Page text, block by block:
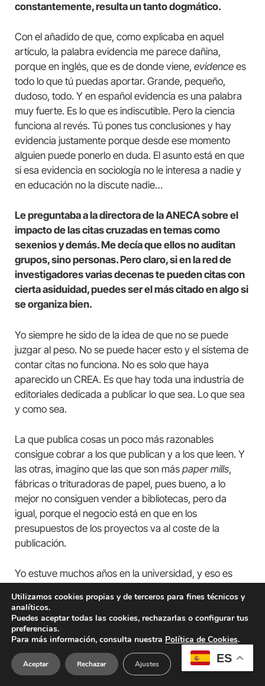
constantemente, resulta un tanto dogmático.
Con el añadido de que, como explicaba en aquel
artículo, la palabra evidencia me parece dañina,
porque en inglés, que es de donde viene, evidence es
todo lo que tú puedas aportar. Grande, pequeño,
dudoso, todo. Y en español evidencia es una palabra
muy fuerte. Es lo que es indiscutible. Pero la ciencia
funciona al revés. Tú pones tus conclusiones y hay
evidencia justamente porque desde ese momento
alguien puede ponerlo en duda. El asunto está en que
si esa evidencia en sociología no le interesa a nadie y
en educación no la discute nadie…
Le preguntaba a la directora de la ANECA sobre el
impacto de las citas cruzadas en temas como
sexenios y demás. Me decía que ellos no auditan
grupos, sino personas. Pero claro, si en la red de
investigadores varias decenas te pueden citas con
cierta asiduidad, puedes ser el más citado en algo si
se organiza bien.
Yo siempre he sido de la idea de que no se puede
juzgar al peso. No se puede hacer esto y el sistema de
contar citas no funciona. No es solo que haya
aparecido un CREA. Es que hay toda una industria de
editoriales dedicada a publicar lo que sea. Lo que sea
y como sea.
La que publica cosas un poco más razonables
consigue cobrar a los que publican y a los que leen. Y
las otras, imagino que las que son más paper mills,
fábricas o trituradoras de papel, pues bueno, a lo
mejor no consiguen vender a bibliotecas, pero da
igual, porque el negocio está en que en los
presupuestos de los proyectos va al coste de la
publicación.
Yo estuve muchos años en la universidad, y eso es
de investigación (ANEP) pero normalmente se metían
cosas como la traducción al inglés, no más.
Si localizas un grupo o un problema lo bastante grave
como para que produzca mala conciencia en el
evaluador, puedes colocar un proyecto con mucho
ES
Utilizamos cookies propias y de terceros para fines técnicos y
analíticos.
Puedes aceptar todas las cookies, rechazarlas o configurar tus
preferencias.
Para más información, consulta nuestra Política de Cookies.
Aceptar Rechazar Ajustes